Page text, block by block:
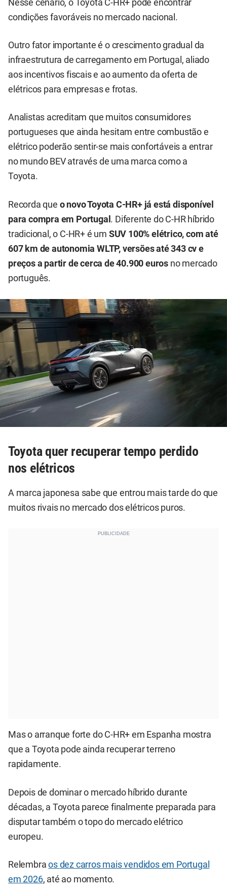
Nesse cenário, o Toyota C-HR+ pode encontrar
condições favoráveis no mercado nacional.
Outro fator importante é o crescimento gradual da
infraestrutura de carregamento em Portugal, aliado
aos incentivos fiscais e ao aumento da oferta de
elétricos para empresas e frotas.
Analistas acreditam que muitos consumidores
portugueses que ainda hesitam entre combustão e
elétrico poderão sentir-se mais confortáveis a entrar
no mundo BEV através de uma marca como a
Toyota.
Recorda que onovo Toyota C-HR+ já está disponível
para compra em Portugal . Diferente do C-HR híbrido
tradicional, o C-HR+ é um SUV 100% elétrico, com até
607 km de autonomia WLTP, versões até 343 cv e
preços a partir de cerca de 40.900 euros no mercado
português.
Toyota quer recuperar tempo perdido
nos elétricos
A marca japonesa sabe que entrou mais tarde do que
muitos rivais no mercado dos elétricos puros.
Mas o arranque forte do C-HR+ em Espanha mostra
que a Toyota pode ainda recuperar terreno
rapidamente.
Depois de dominar o mercado híbrido durante
décadas, a Toyota parece finalmente preparada para
disputar também o topo do mercado elétrico
europeu.
Relembraos dez carros mais vendidos em Portugal
em 2026, até ao momento.